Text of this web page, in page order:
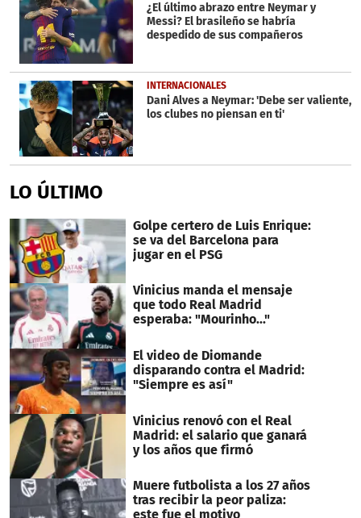
¿El último abrazo entre Neymar y
Messi? El brasileño se habría
despedido de sus compañeros
INTERNACIONALES
Dani Alves a Neymar: 'Debe ser valiente,
los clubes no piensan en ti'
LO ÚLTIMO
Golpe certero de Luis Enrique:
se va del Barcelona para
jugar en el PSG
Vinicius manda el mensaje
que todo Real Madrid
esperaba: "Mourinho..."
El video de Diomande
disparando contra el Madrid:
"Siempre es así"
Vinicius renovó con el Real
Madrid: el salario que ganará
y los años que firmó
Muere futbolista a los 27 años
tras recibir la peor paliza:
este fue el motivo